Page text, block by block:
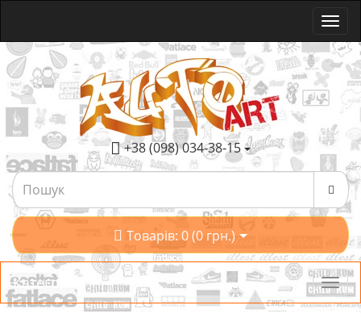
+38 (098) 034-38-15
Товарів: 0 (0 грн.)
Категорії